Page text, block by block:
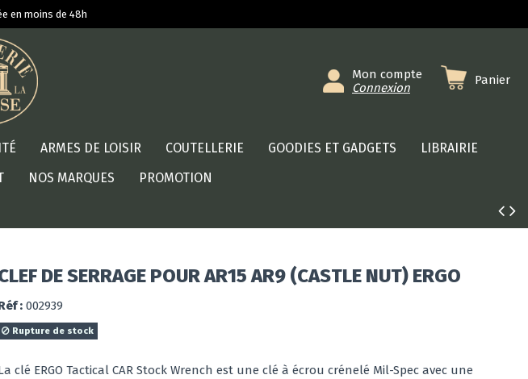
en moins de 48h
Mon compte
Connexion
Panier
ARMES DE LOISIR COUTELLERIE GOODIES ET GADGETS
LIBRAIRIE
NOS MARQUES PROMOTION
DE SERRAGE POUR AR15 AR9 (CASTLE NUT) ERGO
: 002939
Rupture de stock
clé ERGO Tactical CAR Stock Wrench est une clé à écrou crénelé Mil-Spec avec une